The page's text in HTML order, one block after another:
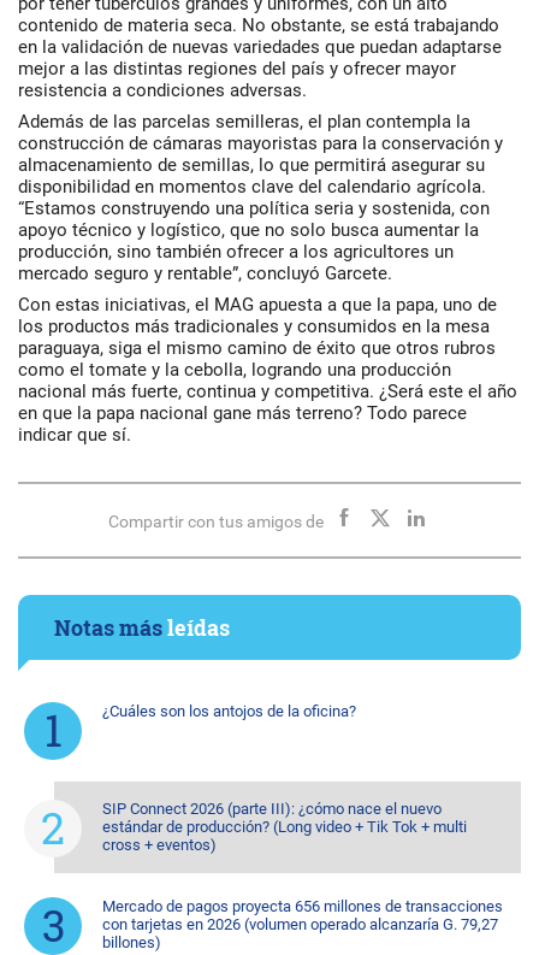
contenido de materia seca. No obstante, se está trabajando
en la validación de nuevas variedades que puedan adaptarse
mejor a las distintas regiones del país y ofrecer mayor
resistencia a condiciones adversas.
Además de las parcelas semilleras, el plan contempla la
construcción de cámaras mayoristas para la conservación y
almacenamiento de semillas, lo que permitirá asegurar su
disponibilidad en momentos clave del calendario agrícola.
“Estamos construyendo una política seria y sostenida, con
apoyo técnico y logístico, que no solo busca aumentar la
producción, sino también ofrecer a los agricultores un
mercado seguro y rentable”, concluyó Garcete.
Con estas iniciativas, el MAG apuesta a que la papa, uno de
los productos más tradicionales y consumidos en la mesa
paraguaya, siga el mismo camino de éxito que otros rubros
como el tomate y la cebolla, logrando una producción
nacional más fuerte, continua y competitiva. ¿Será este el año
en que la papa nacional gane más terreno? Todo parece
indicar que sí.
Compartir con tus amigos de
Notas másleídas
¿Cuáles son los antojos de la oficina?
SIP Connect 2026 (parte III): ¿cómo nace el nuevo
estándar de producción? (Long video + Tik Tok + multi
cross + eventos)
Mercado de pagos proyecta 656 millones de transacciones
con tarjetas en 2026 (volumen operado alcanzaría G. 79,27
billones)